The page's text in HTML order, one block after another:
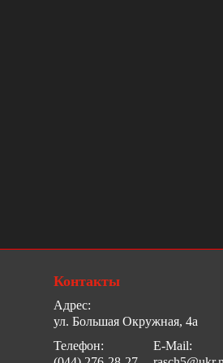
Контакты
Адрес:
ул. Большая Окружная, 4а
Телефон:
E-Mail: